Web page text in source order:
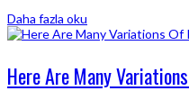
Daha fazla oku
Here Are Many